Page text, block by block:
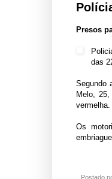
Presos
das
Segundo
Melo,
Os
Postado